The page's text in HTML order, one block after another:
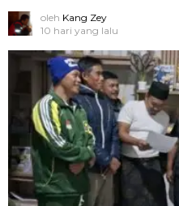
oleh Kang Zey
10 hari yang lalu